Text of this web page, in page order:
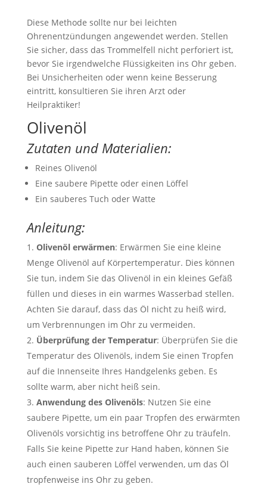
Diese Methode sollte nur bei leichten
Ohrenentzündungen angewendet werden. Stellen
Sie sicher, dass das Trommelfell nicht perforiert ist,
bevor Sie irgendwelche Flüssigkeiten ins Ohr geben.
Bei Unsicherheiten oder wenn keine Besserung
eintritt, konsultieren Sie ihren Arzt oder
Heilpraktiker!
Olivenöl
Zutaten und Materialien:
Reines Olivenöl
Eine saubere Pipette oder einen Löffel
Ein sauberes Tuch oder Watte
Anleitung:
Olivenöl erwärmen: Erwärmen Sie eine kleine
Menge Olivenöl auf Körpertemperatur. Dies können
Sie tun, indem Sie das Olivenöl in ein kleines Gefäß
füllen und dieses in ein warmes Wasserbad stellen.
Achten Sie darauf, dass das Öl nicht zu heiß wird,
um Verbrennungen im Ohr zu vermeiden.
Überprüfung der Temperatur: Überprüfen Sie die
Temperatur des Olivenöls, indem Sie einen Tropfen
auf die Innenseite Ihres Handgelenks geben. Es
sollte warm, aber nicht heiß sein.
Anwendung des Olivenöls: Nutzen Sie eine
saubere Pipette, um ein paar Tropfen des erwärmten
Olivenöls vorsichtig ins betroffene Ohr zu träufeln.
Falls Sie keine Pipette zur Hand haben, können Sie
auch einen sauberen Löffel verwenden, um das Öl
tropfenweise ins Ohr zu geben.